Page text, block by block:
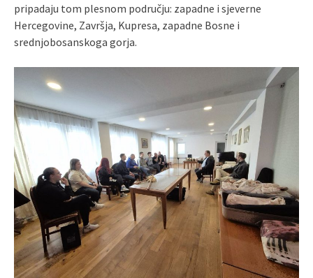
pripadaju tom plesnom području: zapadne i sjeverne
Hercegovine, Završja, Kupresa, zapadne Bosne i
srednjobosanskoga gorja.